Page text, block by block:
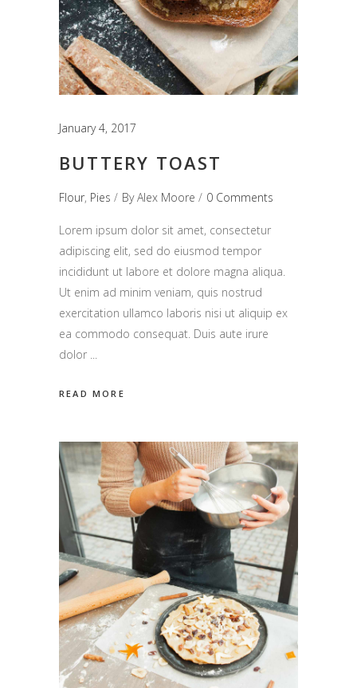
January 4, 2017
BUTTERY TOAST
Flour, Pies ByAlex Moore 0 Comments
Lorem ipsum dolor sit amet, consectetur
adipiscing elit, sed do eiusmod tempor
incididunt ut labore et dolore magna aliqua.
Ut enim ad minim veniam, quis nostrud
exercitation ullamco laboris nisi ut aliquip ex
ea commodo consequat. Duis aute irure
dolor
READ MORE